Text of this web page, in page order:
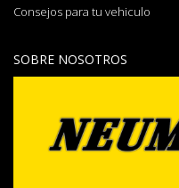
Consejos para tu vehiculo
SOBRE NOSOTROS